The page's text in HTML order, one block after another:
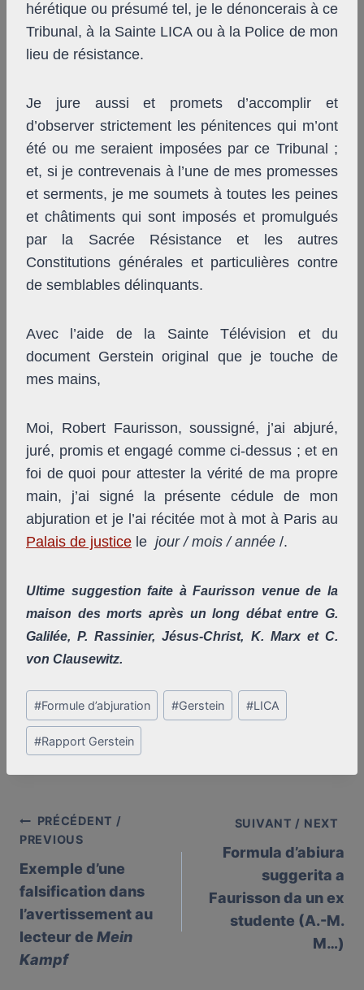
hérétique ou présumé tel, je le dénoncerais à ce
Tribunal, à la Sainte LICA ou à la Police de mon
lieu de résistance.
Je jure aussi et promets d’accomplir et
d’observer strictement les pénitences qui m’ont
été ou me seraient imposées par ce Tribunal ;
et, si je contrevenais à l’une de mes promesses
et serments, je me soumets à toutes les peines
et châtiments qui sont imposés et promulgués
par la Sacrée Résistance et les autres
Constitutions générales et particulières contre
de semblables délinquants.
Avec l’aide de la Sainte Télévision et du
document Gerstein original que je touche de
mes mains,
Moi, Robert Faurisson, soussigné, j’ai abjuré,
juré, promis et engagé comme ci-dessus ; et en
foi de quoi pour attester la vérité de ma propre
main, j’ai signé la présente cédule de mon
abjuration et je l’ai récitée mot à mot à Paris au
Palais de justice le jour / mois / année /.
Ultime suggestion faite à Faurisson venue de la
maison des morts après un long débat entre G.
Galilée, P. Rassinier, Jésus-Christ, K. Marx et C.
von Clausewitz.
Post
Tags:
#Formule d’abjuration #Gerstein #LICA
#Rapport Gerstein
Post
navigation
PRÉCÉDENT /
PREVIOUS
Exemple d’une
falsification dans
l’avertissement au
lecteur de Mein
Kampf
SUIVANT / NEXT
Formula d’abiura
suggerita a
Faurisson da un ex
studente (A.-M.
M…)